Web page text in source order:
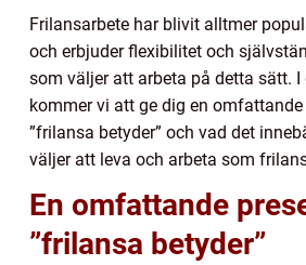
Frilansarbete har blivit alltmer
och erbjuder flexibilitet och
som väljer att arbeta på detta sätt. I
kommer vi att ge dig en
”frilansa betyder” och vad det
väljer att leva och arbeta som
En omfattande
”frilansa betyder”